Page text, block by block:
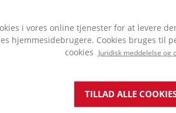
i vores online tjenester for at levere
hjemmesidebrugere. Cookies bruges til
cookies
Juridisk meddelelse og
TILLAD ALLE
i dette projekt
med et beskyttende fliser